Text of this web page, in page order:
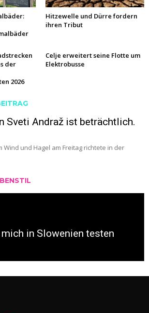
Hitzewelle und Dürre fordern
ihren Tribut
der
2026
Celje erweitert seine Flotte um
Elektrobusse
Sveti Andraž ist beträchtlich.
Wind und Hagel am Freitag richtete in der
in Slowenien testen